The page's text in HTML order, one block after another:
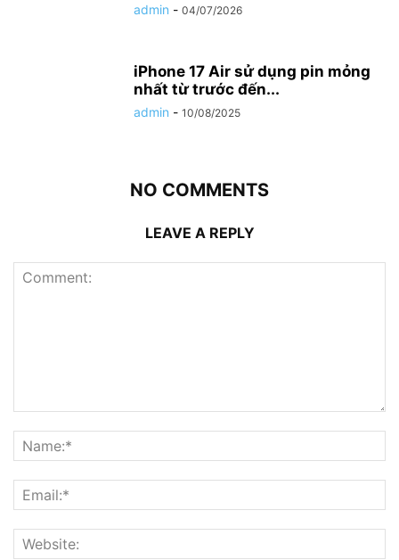
admin - 04/07/2026
iPhone 17 Air sử dụng pin mỏng
nhất từ trước đến...
admin - 10/08/2025
NO COMMENTS
LEAVE A REPLY